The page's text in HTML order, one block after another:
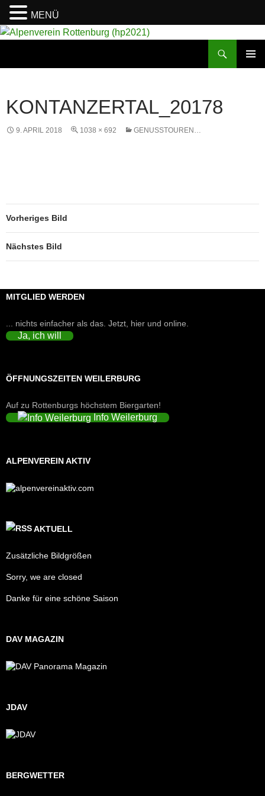
KONTANZERTAL_20178
9. APRIL 2018 1038 × 692 GENUSSTOUREN…
Vorheriges Bild
Nächstes Bild
MITGLIED WERDEN
... nichts einfacher als das. Jetzt, hier und online.
Ja, ich will
ÖFFNUNGSZEITEN WEILERBURG
Auf zu Rottenburgs höchstem Biergarten!
Info Weilerburg
ALPENVEREIN AKTIV
AKTUELL
Zusätzliche Bildgrößen
Sorry, we are closed
Danke für eine schöne Saison
DAV MAGAZIN
JDAV
BERGWETTER
MENÜ